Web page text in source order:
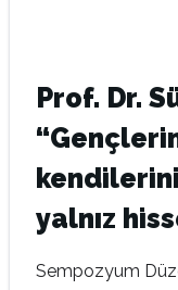
Prof. Dr.
yalnız
Sempozyum